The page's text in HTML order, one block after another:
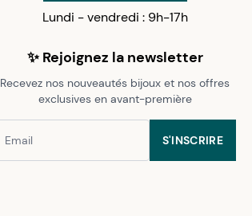
Lundi - vendredi : 9h-17h
✨ Rejoignez la newsletter
Recevez nos nouveautés bijoux et nos offres
exclusives en avant-première
S'INSCRIRE